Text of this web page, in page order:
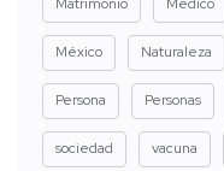
México Naturaleza
Persona Personas
sociedad vacuna